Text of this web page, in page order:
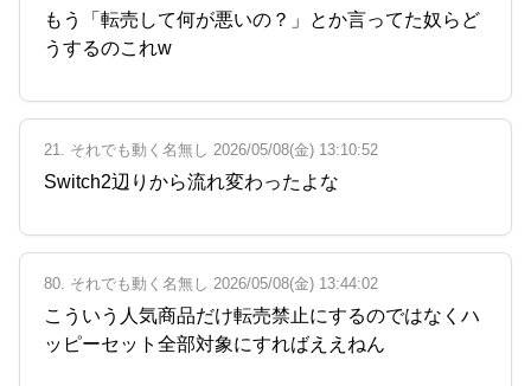
もう「転売して何が悪いの？」とか言ってた奴らど
うするのこれw
21. それでも動く名無し 2026/05/08(金) 13:10:52
Switch2辺りから流れ変わったよな
80. それでも動く名無し 2026/05/08(金) 13:44:02
こういう人気商品だけ転売禁止にするのではなくハ
ッピーセット全部対象にすればええねん